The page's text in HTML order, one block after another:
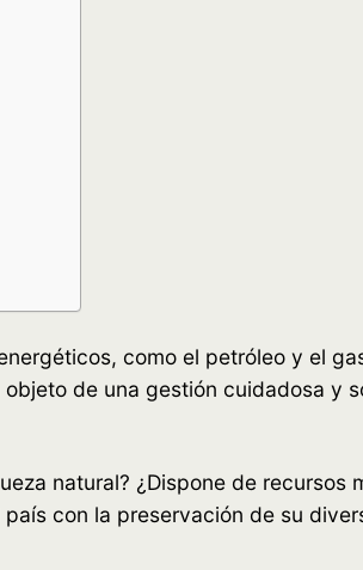
como el petróleo y el
de una gestión cuidadosa y
natural? ¿Dispone de
con la preservación de su